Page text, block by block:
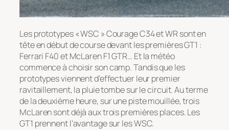
Les prototypes « WSC » Courage C34 et WR sont en
tête en début de course devant les premières GT1 :
Ferrari F40 et McLaren F1 GTR… Et la météo
commence à choisir son camp. Tandis que les
prototypes viennent d’effectuer leur premier
ravitaillement, la pluie tombe sur le circuit. Au terme
de la deuxième heure, sur une piste mouillée, trois
McLaren sont déjà aux trois premières places. Les
GT1 prennent l’avantage sur les WSC.